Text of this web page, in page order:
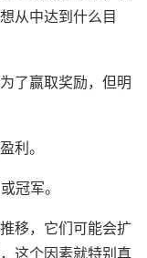
从中达到什么目
了赢取奖励，但明
利。
冠军。
移，它们可能会扩
这个因素就特别真